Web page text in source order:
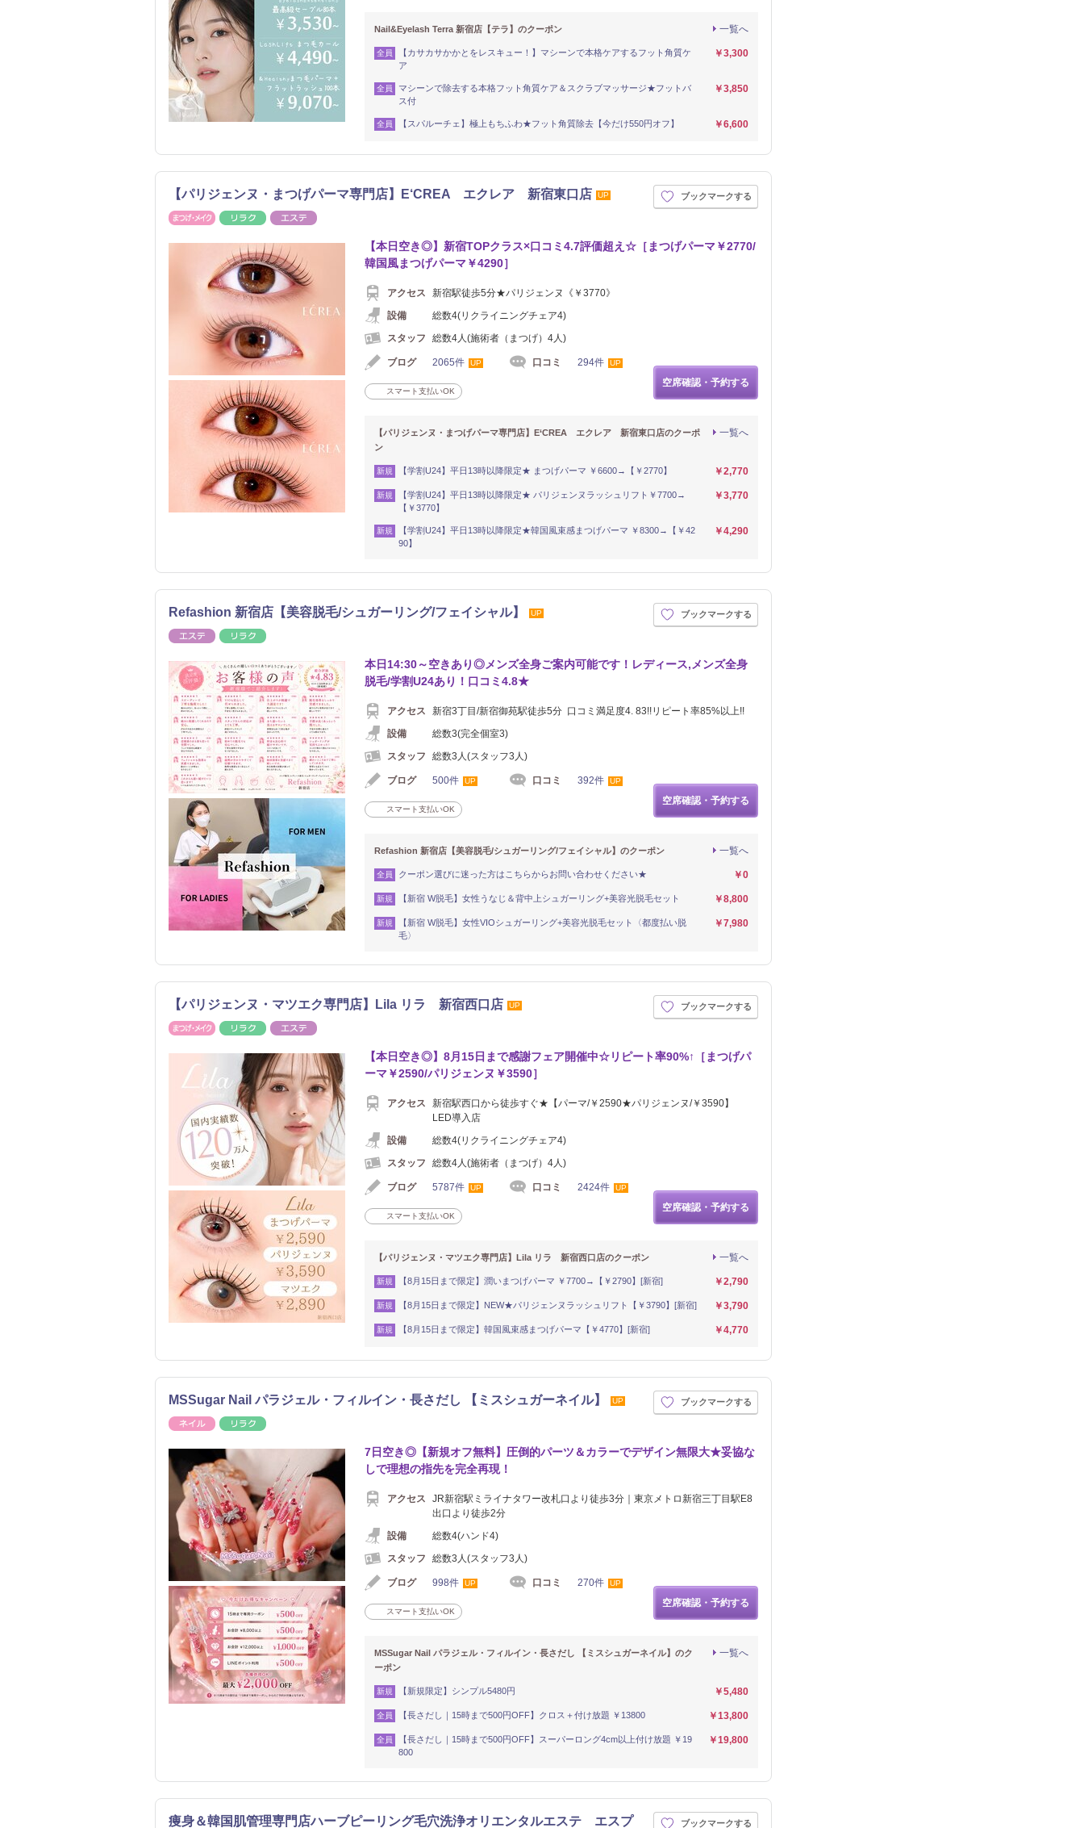
一覧へ
Nail&Eyelash Terra 新宿店【テラ】のクーポン
全員
【カサカサかかとをレスキュー！】マシーンで本格ケアするフット角質ケ
ア
￥3,300
全員
マシーンで除去する本格フット角質ケア＆スクラブマッサージ★フットバ
ス付
￥3,850
全員 【スパルーチェ】極上もちふわ★フット角質除去【今だけ550円オフ】 ￥6,600
【パリジェンヌ・まつげパーマ専門店】E‘CREA エクレア 新宿東口店 UP
まつげ・メイクリラク
ブックマークする
【本日空き◎】新宿TOPクラス×口コミ4.7評価超え☆［まつげパーマ￥2770/
韓国風まつげパーマ￥4290］
アクセス
新宿駅徒歩5分★パリジェンヌ《￥3770》
設備
総数4(リクライニングチェア4)
スタッフ
総数4人(施術者（まつげ）4人)
ブログ 2065件 UP 口コミ 294件 UP
スマート支払いOK
空席確認・予約する
一覧へ
【パリジェンヌ・まつげパーマ専門店】E‘CREA エクレア 新宿東口店のクーポ
ン
新規 【学割U24】平日13時以降限定★ まつげパーマ ￥6600→【￥2770】 ￥2,770
新規
【学割U24】平日13時以降限定★ パリジェンヌラッシュリフト￥7700→
【￥3770】
￥3,770
新規
【学割U24】平日13時以降限定★韓国風束感まつげパーマ ￥8300→【￥42
90】
￥4,290
Refashion 新宿店【美容脱毛/シュガーリング/フェイシャル】 UP
エステ
ブックマークする
本日14:30～空きあり◎メンズ全身ご案内可能です！レディース,メンズ全身
脱毛/学割U24あり！口コミ4.8★
アクセス
新宿3丁目/新宿御苑駅徒歩5分 口コミ満足度4. 83!!リピート率85%以上!!
設備
総数3(完全個室3)
スタッフ
総数3人(スタッフ3人)
ブログ 500件 UP 口コミ 392件 UP
スマート支払いOK
空席確認・予約する
一覧へ
Refashion 新宿店【美容脱毛/シュガーリング/フェイシャル】のクーポン
全員 クーポン選びに迷った方はこちらからお問い合わせください★ ￥0
新規 【新宿 W脱毛】女性うなじ＆背中上シュガーリング+美容光脱毛セット ￥8,800
新規
【新宿 W脱毛】女性VIOシュガーリング+美容光脱毛セット〈都度払い脱
毛〉
￥7,980
【パリジェンヌ・マツエク専門店】Lila リラ 新宿西口店 UP
まつげ・メイクリラク
ブックマークする
【本日空き◎】8月15日まで感謝フェア開催中☆リピート率90%↑［まつげパ
ーマ￥2590/パリジェンヌ￥3590］
アクセス
新宿駅西口から徒歩すぐ★【パーマ/￥2590★パリジェンヌ/￥3590】
LED導入店
設備
総数4(リクライニングチェア4)
スタッフ
総数4人(施術者（まつげ）4人)
ブログ 5787件 UP 口コミ 2424件 UP
スマート支払いOK
空席確認・予約する
一覧へ
【パリジェンヌ・マツエク専門店】Lila リラ 新宿西口店のクーポン
新規 【8月15日まで限定】潤いまつげパーマ ￥7700→【￥2790】[新宿] ￥2,790
新規 【8月15日まで限定】NEW★パリジェンヌラッシュリフト【￥3790】[新宿] ￥3,790
新規 【8月15日まで限定】韓国風束感まつげパーマ【￥4770】[新宿] ￥4,770
MSSugar Nail パラジェル・フィルイン・長さだし 【ミスシュガーネイル】 UP
ネイル
ブックマークする
7日空き◎【新規オフ無料】圧倒的パーツ＆カラーでデザイン無限大★妥協な
しで理想の指先を完全再現！
アクセス
JR新宿駅ミライナタワー改札口より徒歩3分｜東京メトロ新宿三丁目駅E8
出口より徒歩2分
設備
総数4(ハンド4)
スタッフ
総数3人(スタッフ3人)
ブログ 998件 UP 口コミ 270件 UP
スマート支払いOK
空席確認・予約する
一覧へ
MSSugar Nail パラジェル・フィルイン・長さだし 【ミスシュガーネイル】のク
ーポン
新規 【新規限定】シンプル5480円 ￥5,480
全員 【長さだし｜15時まで500円OFF】クロス＋付け放題 ￥13800 ￥13,800
全員
【長さだし｜15時まで500円OFF】スーパーロング4cm以上付け放題 ￥19
800
￥19,800
痩身＆韓国肌管理専門店ハーブピーリング毛穴洗浄オリエンタルエステ エスプ ブックマークする